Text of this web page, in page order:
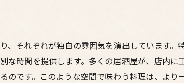
鶏料理の奥深さを探る
梅田の居酒屋の魅力とは？
、それぞれが独自の雰囲気を演出しています
な時間を提供します。多くの居酒屋が、店内
です。このような空間で味わう料理は、より